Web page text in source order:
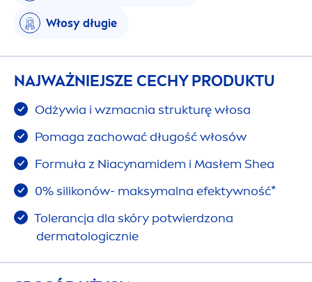
Włosy długie
NAJWAŻNIEJSZE CECHY PRODUKTU
Odżywia i wzmacnia strukturę włosa
Pomaga zachować długość włosów
Formuła z Niacynamidem i Masłem Shea
0% silikonów- maksymalna efektywność*
Tolerancja dla skóry potwierdzona
dermatologicznie